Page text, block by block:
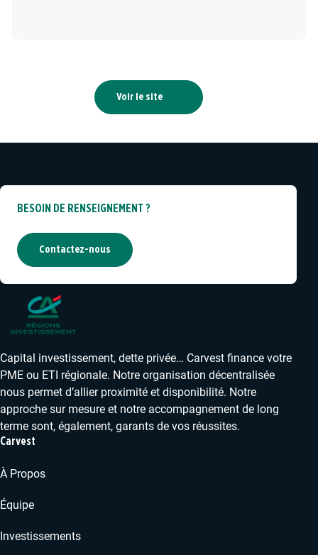
Voir le site
BESOIN DE RENSEIGNEMENT ?
Contactez-nous
Capital investissement, dette privée… Carvest finance votre
PME ou ETI régionale. Notre organisation décentralisée
nous permet d’allier proximité et disponibilité. Notre
approche sur mesure et notre accompagnement de long
terme sont, également, garants de vos réussites.
Carvest
À Propos
Équipe
Investissements